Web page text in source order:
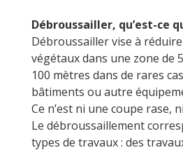
Débroussailler, qu’est-ce
Débroussailler vise à
végétaux dans une zone de
100 mètres dans de rares
bâtiments ou autre
Ce n’est ni une coupe rase,
Le débroussaillement
types de travaux : des